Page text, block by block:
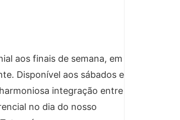
aos finais de semana, em
Disponível aos sábados e
integração entre
no dia do nosso